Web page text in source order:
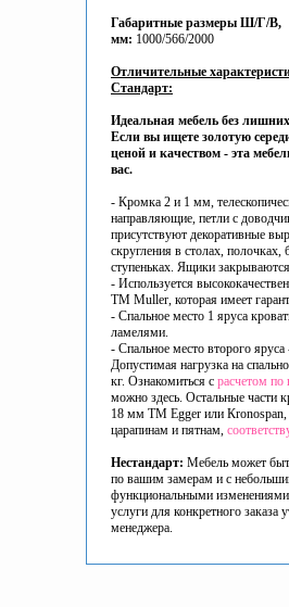
Габаритные размеры Ш/Г/В,
мм: 1000/566/2000
Отличительные
Стандарт:
Идеальная мебель без
Если вы ищете золотую
ценой и качеством - эта
вас.
- Кромка 2 и 1 мм,
направляющие, петли с
присутствуют декоративные
скругления в столах, полочках,
ступеньках. Ящики
- Используется
ТМ Muller, которая имеет
- Спальное место 1 яруса
ламелями.
- Спальное место второго
Допустимая нагрузка на
кг. Ознакомиться с расчетом по
можно здесь. Остальные части
18 мм ТМ Egger или Кronospan,
царапинам и пятнам,
Нестандарт: Мебель может
по вашим замерам и с
функциональными
услуги для конкретного заказа
менеджера.